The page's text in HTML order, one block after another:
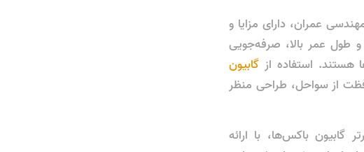
عمران، دارای مزایا و
طول عمر بالا، صرفه‌جویی
استفاده از گابیون
از سواحل، طراحی منظر
گابیون باکس‌ها، با ارائه